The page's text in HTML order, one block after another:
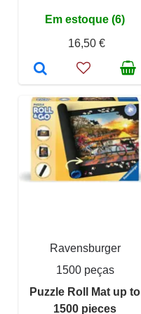
Em estoque (6)
16,50 €
Ravensburger
1500 peças
Puzzle Roll Mat up to
1500 pieces